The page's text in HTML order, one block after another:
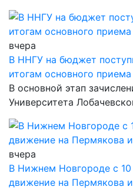
вчера
В ННГУ на бюджет
итогам основного приема
В основной этап
Университета
вчера
В Нижнем Новгороде с 10
движение на Пермякова